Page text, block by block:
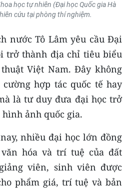
học tự nhiên (Đại học Quốc gia Hà
cứu tại phòng thí nghiệm.
nước Tô Lâm yêu cầu Đại
trở thành địa chỉ tiêu biểu
Việt Nam. Đây không
hợp tác quốc tế hay
là tư duy đưa đại học trở
ảnh quốc gia.
nhiều đại học lớn đồng
hóa và trí tuệ của đất
viên, sinh viên được
phẩm giá, trí tuệ và bản